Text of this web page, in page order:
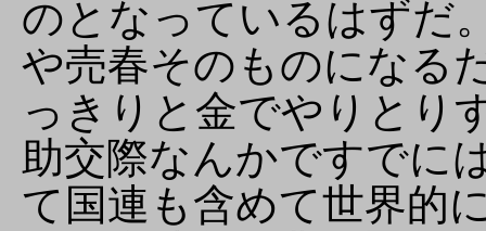
のとなっているはずだ
や売春そのものになる
っきりと金でやりとり
助交際なんかですでに
て国連も含めて世界的